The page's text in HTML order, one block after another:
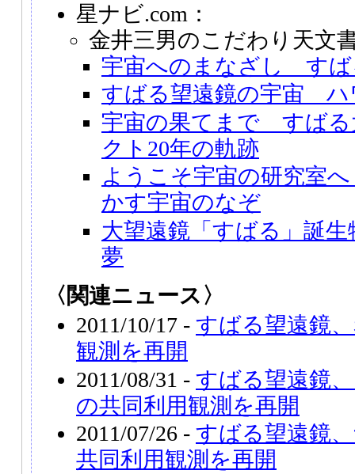
星ナビ.com：
金井三男のこだわり天文
宇宙へのまなざし すば
すばる望遠鏡の宇宙 ハ
宇宙の果てまで すばる
クト20年の軌跡
ようこそ宇宙の研究室
かす宇宙のなぞ
大望遠鏡「すばる」誕
夢
〈関連ニュース〉
2011/10/17 - すばる望遠鏡
観測を再開
2011/08/31 - すばる望遠鏡
の共同利用観測を再開
2011/07/26 - すばる望遠鏡
共同利用観測を再開